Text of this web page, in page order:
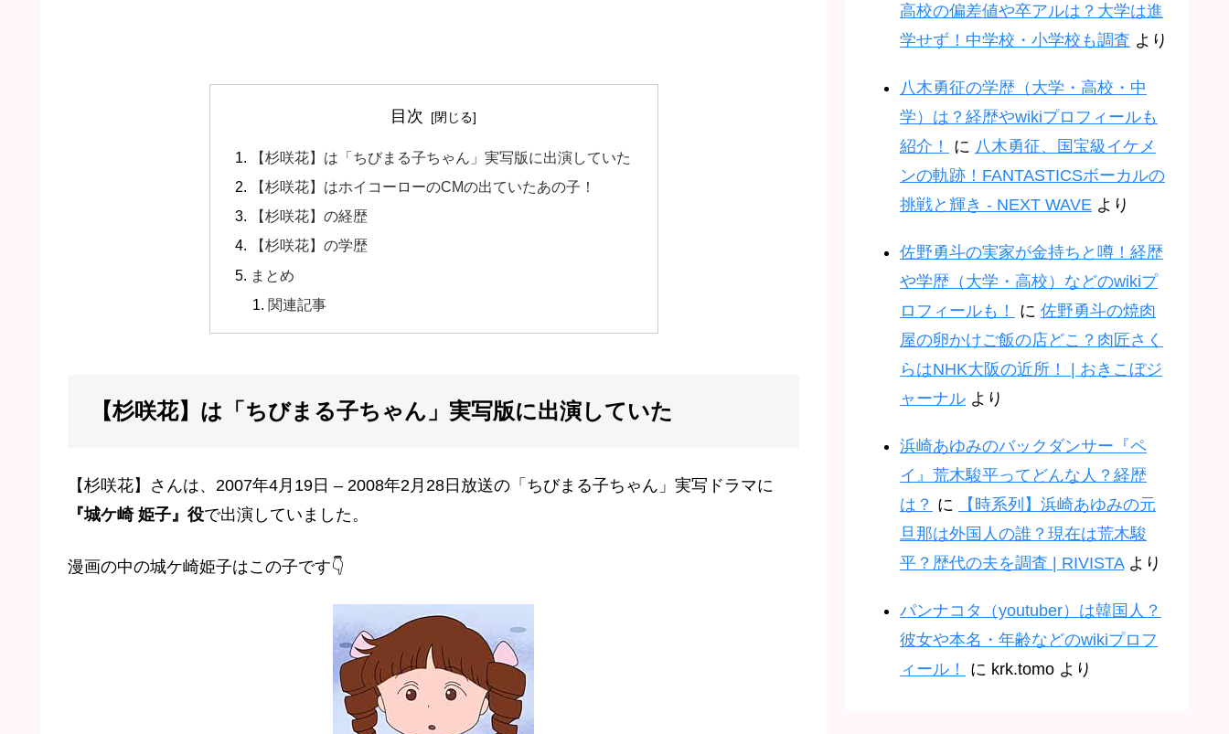
目次
【杉咲花】は「ちびまる子ちゃん」実写版に出演していた
【杉咲花】はホイコーローのCМの出ていたあの子！
【杉咲花】の経歴
【杉咲花】の学歴
まとめ
関連記事
【杉咲花】は「ちびまる子ちゃん」実写版に出演していた
【杉咲花】さんは、2007年4月19日 – 2008年2月28日放送の「ちびまる子ちゃん」実写ドラマに
『城ケ崎 姫子』役で出演していました。
漫画の中の城ケ崎姫子はこの子です👇
高校の偏差値や卒アルは？大学は進
学せず！中学校・小学校も調査 より
八木勇征の学歴（大学・高校・中
学）は？経歴やwikiプロフィールも
紹介！
に 八木勇征、国宝級イケメ
ンの軌跡！FANTASTICSボーカルの
挑戦と輝き - NEXT WAVE より
佐野勇斗の実家が金持ちと噂！経歴
や学歴（大学・高校）などのwikiプ
ロフィールも！
に 佐野勇斗の焼肉
屋の卵かけご飯の店どこ？肉匠さく
らはNHK大阪の近所！ | おきこぼジ
ャーナル より
浜崎あゆみのバックダンサー『ペ
イ』荒木駿平ってどんな人？経歴
は？ に
【時系列】浜崎あゆみの元
旦那は外国人の誰？現在は荒木駿
平？歴代の夫を調査 | RIVISTAより
パンナコタ（youtuber）は韓国人？
彼女や本名・年齢などのwikiプロフ
ィール！
に krk.tomo より